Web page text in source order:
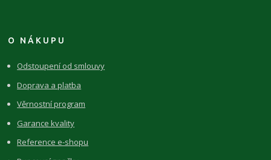
O NÁKUPU
Odstoupení od smlouvy
Doprava a platba
Věrnostní program
Garance kvality
Reference e-shopu